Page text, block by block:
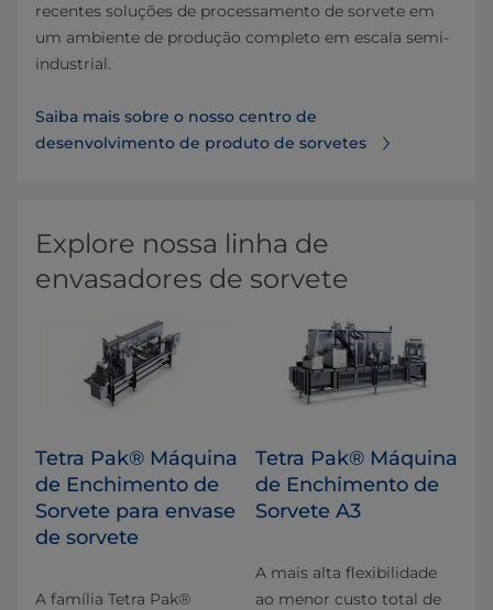
recentes soluções de processamento de sorvete em
um ambiente de produção completo em escala semi-
industrial.
Saiba mais sobre o nosso centro de
desenvolvimento de produto de sorvetes
Explore nossa linha de
envasadores de sorvete
Tetra Pak® Máquina
de Enchimento de
Sorvete para envase
de sorvete
A família Tetra Pak®
Tetra Pak® Máquina
de Enchimento de
Sorvete A3
A mais alta flexibilidade
ao menor custo total de